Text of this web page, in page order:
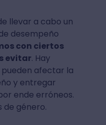
llevar a cabo un
desempeño
con ciertos
evitar. Hay
afectar la
y entregar
ende erróneos.
de género.